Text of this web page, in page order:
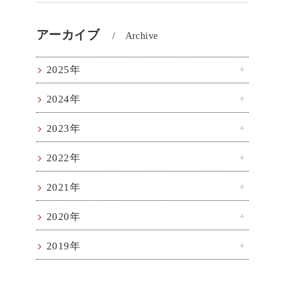
アーカイブ Archive
2025年
2024年
2023年
2022年
2021年
2020年
2019年